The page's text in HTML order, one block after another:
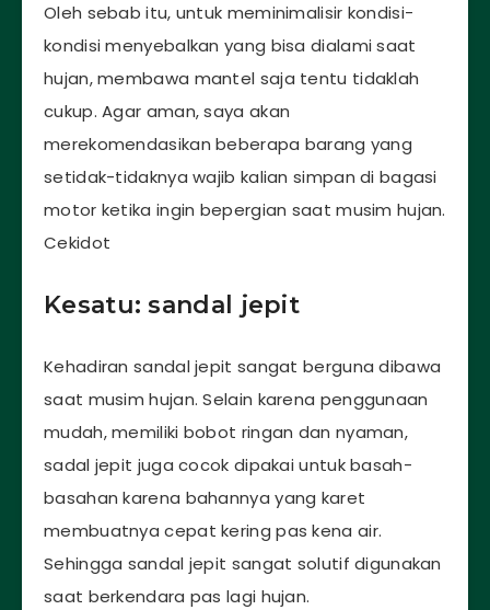
Oleh sebab itu, untuk meminimalisir kondisi-
kondisi menyebalkan yang bisa dialami saat
hujan, membawa mantel saja tentu tidaklah
cukup. Agar aman, saya akan
merekomendasikan beberapa barang yang
setidak-tidaknya wajib kalian simpan di bagasi
motor ketika ingin bepergian saat musim hujan.
Cekidot
Kesatu: sandal jepit
Kehadiran sandal jepit sangat berguna dibawa
saat musim hujan. Selain karena penggunaan
mudah, memiliki bobot ringan dan nyaman,
sadal jepit juga cocok dipakai untuk basah-
basahan karena bahannya yang karet
membuatnya cepat kering pas kena air.
Sehingga sandal jepit sangat solutif digunakan
saat berkendara pas lagi hujan.